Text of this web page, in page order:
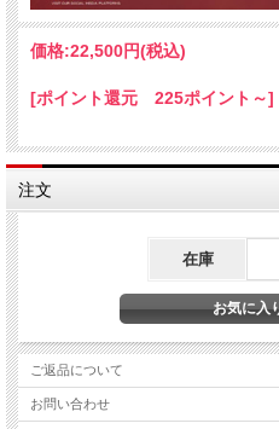
価格:22,500円(税込)
[ポイント還元 225ポイント～]
注文
在庫
ご返品について
お問い合わせ